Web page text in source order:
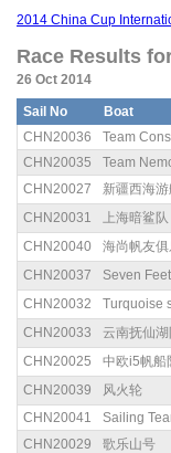
2014 China Cup
Race Results
26 Oct 2014
Sail No Boat
CHN20036
Team
CHN20035
Team
CHN20027
新疆西海
CHN20031
上海暗鲨队
CHN20040
海尚帆友
CHN20037
Seven
CHN20032
Turquoise
CHN20033
云南抚仙湖
CHN20025
中欧i5帆船
CHN20039
风火轮
CHN20041
Sailing
CHN20029
歌乐山号